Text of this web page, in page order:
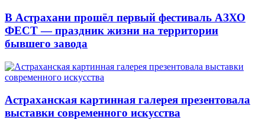
В Астрахани прошёл первый фестиваль АЗХО
ФЕСТ — праздник жизни на территории
бывшего завода
Астраханская картинная галерея презентовала
выставки современного искусства